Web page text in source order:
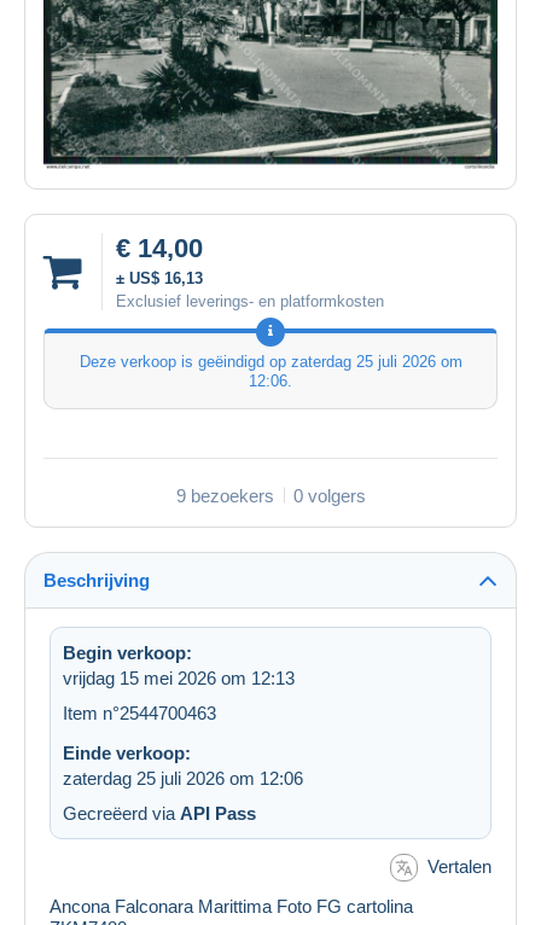
€ 14,00
± US$ 16,13
Exclusief leverings- en platformkosten
Deze verkoop is geëindigd op zaterdag 25 juli 2026 om
12:06
9 bezoekers 0 volgers
Beschrijving
Begin verkoop:
vrijdag 15 mei 2026 om 12:13
Item n°2544700463
Einde verkoop:
zaterdag 25 juli 2026 om 12:06
Gecreëerd via API Pass
Vertalen
Ancona Falconara Marittima Foto FG cartolina